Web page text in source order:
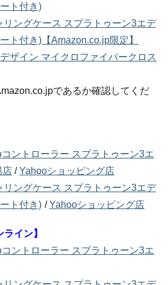
ト付き)
リングケース スプラトゥーン3エデ
ト付き)【Amazon.co.jp限定】
ザイン マイクロファイバークロス
であるか確認してくだ
ントローラー スプラトゥーン3エ
店 /Yahooショッピング店
リングケース スプラトゥーン3エデ
ト付き) /Yahooショッピング店
イン】
ントローラー スプラトゥーン3エ